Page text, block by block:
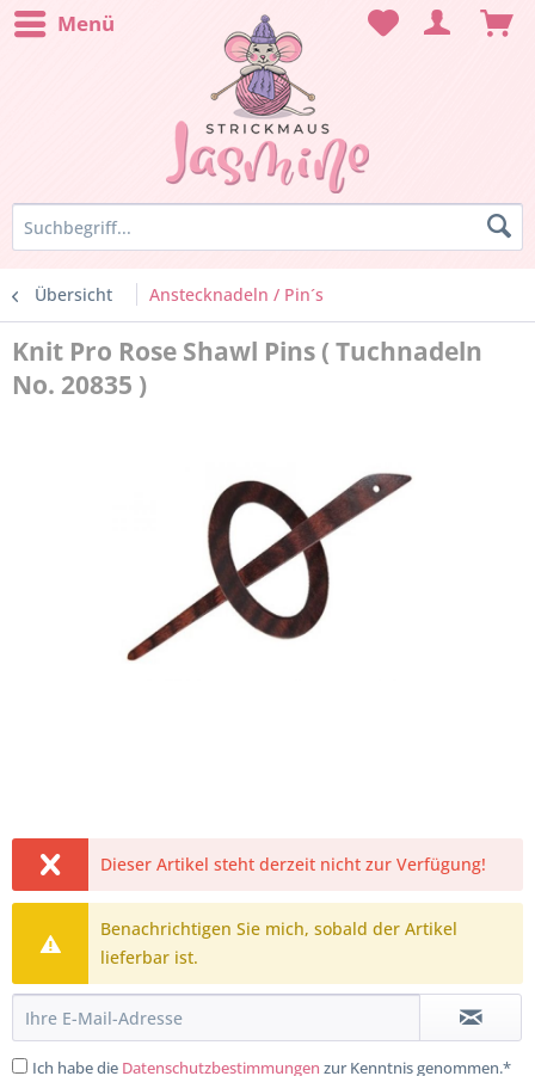
Menü
Übersicht Anstecknadeln / Pin´s
Knit Pro Rose Shawl Pins ( Tuchnadeln
No. 20835 )
Dieser Artikel steht derzeit nicht zur Verfügung!
Benachrichtigen Sie mich, sobald der Artikel
lieferbar ist.
Ich habe die Datenschutzbestimmungen zur Kenntnis genommen.*